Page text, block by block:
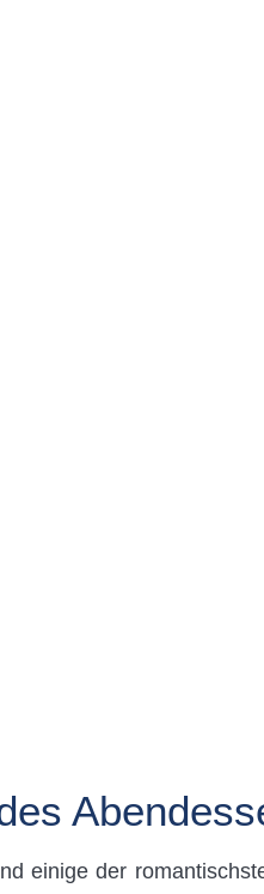
einige der